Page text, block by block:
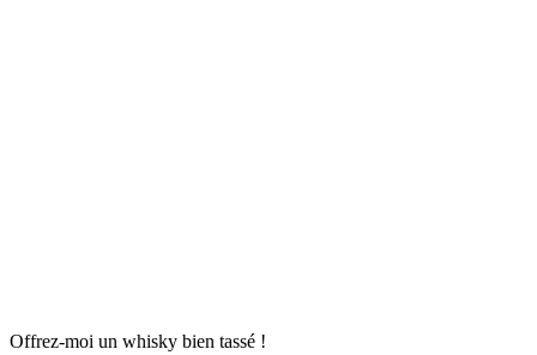
Offrez-moi un whisky bien tassé !